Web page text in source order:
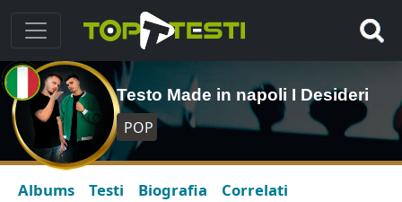
Testo Made in napoli I Desideri
POP
Albums Testi Biografia Correlati